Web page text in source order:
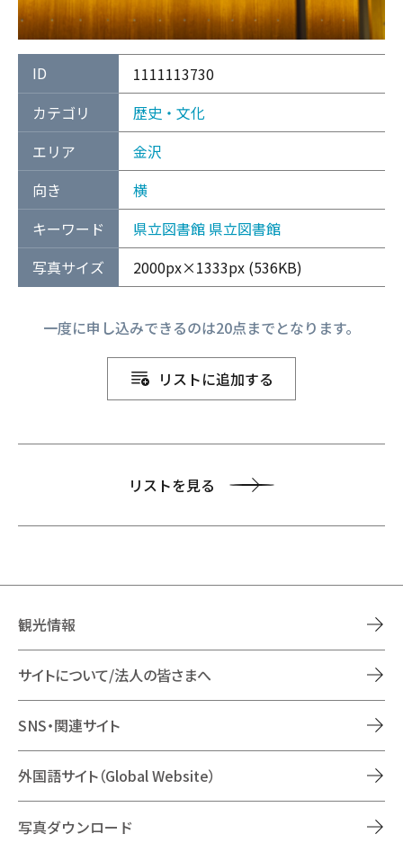
ID
1111113730
カテゴリ
歴史・文化
エリア
金沢
向き
横
キーワード
県立図書館 県立図書館
写真サイズ
2000px×1333px (536KB)
一度に申し込みできるのは20点までとなります。
リストに追加する
リストを見る
観光情報
サイトについて/法人の皆さまへ
SNS・関連サイト
外国語サイト（Global Website）
写真ダウンロード